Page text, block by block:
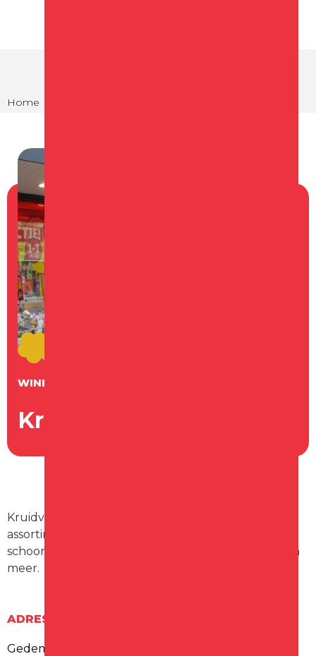
Home
WINKEL
Kruidvat
Kruidvat is een drogisterijketen met een breed
assortiment aan gezondheids- en
schoonheidsproducten, huishoudelijke artikelen en
meer.
ADRES
Gedempte Gracht 26